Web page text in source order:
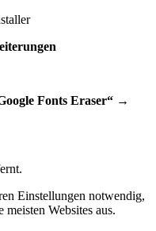
Fonts Eraser“ →
Einstellungen notwendig,
Websites aus.